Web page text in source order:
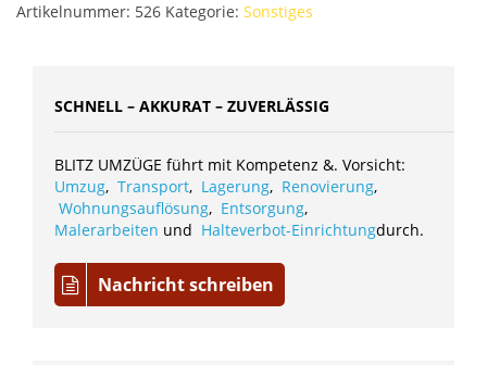
Artikelnummer: 526 Kategorie: Sonstiges
SCHNELL – AKKURAT – ZUVERLÄSSIG
BLITZ UMZÜGE führt mit Kompetenz &. Vorsicht:
Umzug, Transport, Lagerung, Renovierung,
Wohnungsauflösung, Entsorgung,
Malerarbeiten und Halteverbot-Einrichtungdurch.
Nachricht schreiben